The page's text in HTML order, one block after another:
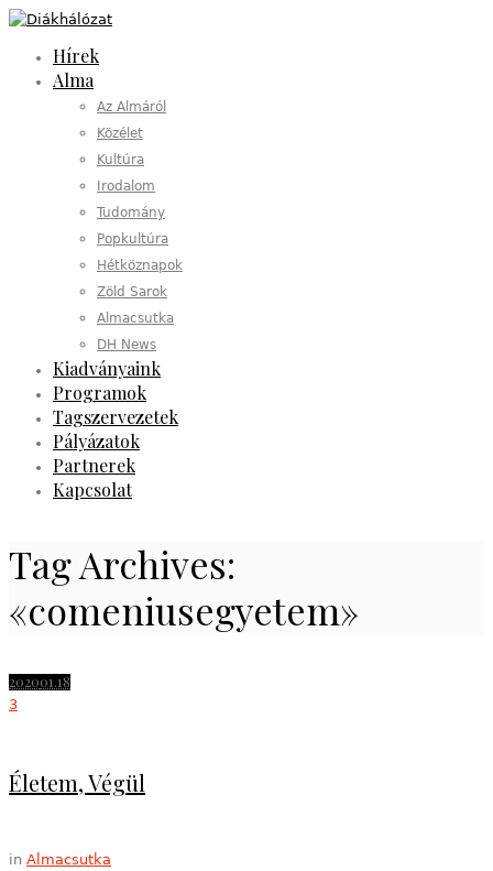
Hírek
Alma
Az Almáról
Közélet
Kultúra
Irodalom
Tudomány
Popkultúra
Hétköznapok
Zöld Sarok
Almacsutka
DH News
Kiadványaink
Programok
Tagszervezetek
Pályázatok
Partnerek
Kapcsolat
Tag Archives:
«comeniusegyetem»
202001.18
3
Életem, Végül
in Almacsutka